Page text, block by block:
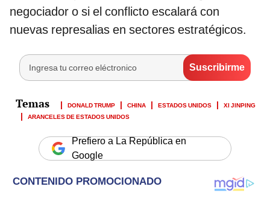
negociador o si el conflicto escalará con
nuevas represalias en sectores estratégicos.
DONALD TRUMP CHINA ESTADOS UNIDOS
XI JINPING
ARANCELES DE ESTADOS UNIDOS
Prefiero a La República en
Google